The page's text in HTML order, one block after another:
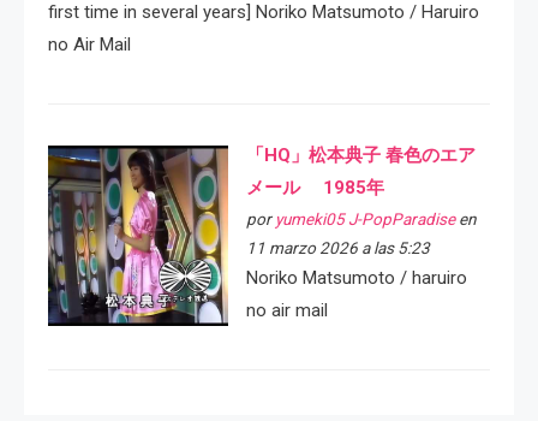
first time in several years] Noriko Matsumoto / Haruiro
no Air Mail
「HQ」松本典子 春色のエア
メール 1985年
por yumeki05 J-PopParadiseen
11 marzo 2026 a las 5:23
Noriko Matsumoto / haruiro
no air mail